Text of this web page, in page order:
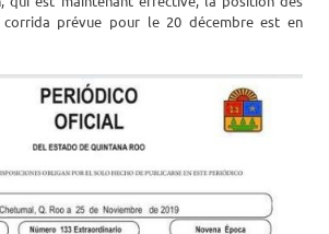
prévue pour le 20 décembre est en